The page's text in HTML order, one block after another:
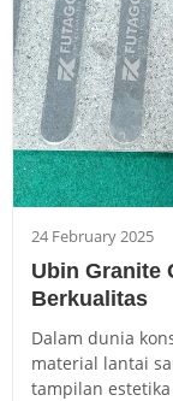
24 February 2025
Ubin Granite
Berkualitas
Dalam dunia
material lantai
tampilan